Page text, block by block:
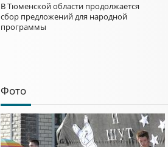
В Тюменской области продолжается
сбор предложений для народной
программы
Фото